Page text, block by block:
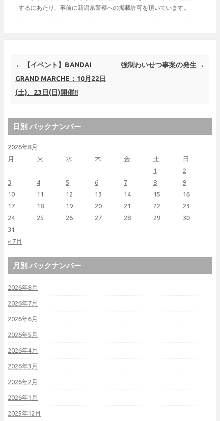
するにあたり、事前に新潟県警察への掲載許可を頂いています。
Post navigation
←
【イベント】BANDAI
GRAND MARCHE：10月22日
(土)、23日(日)開催!!
強制わいせつ事案の発生 →
日別 バックナンバー
2026年8月
月
火 水 木 金 土 日
« 7月
1
2
3
4 5 6 7 8
9
10
11 12 13 14 15
16
17
18 19 20 21 22
23
24
25 26 27 28 29
30
31
月別 バックナンバー
2026年8月
2026年7月
2026年6月
2026年5月
2026年4月
2026年3月
2026年2月
2026年1月
2025年12月